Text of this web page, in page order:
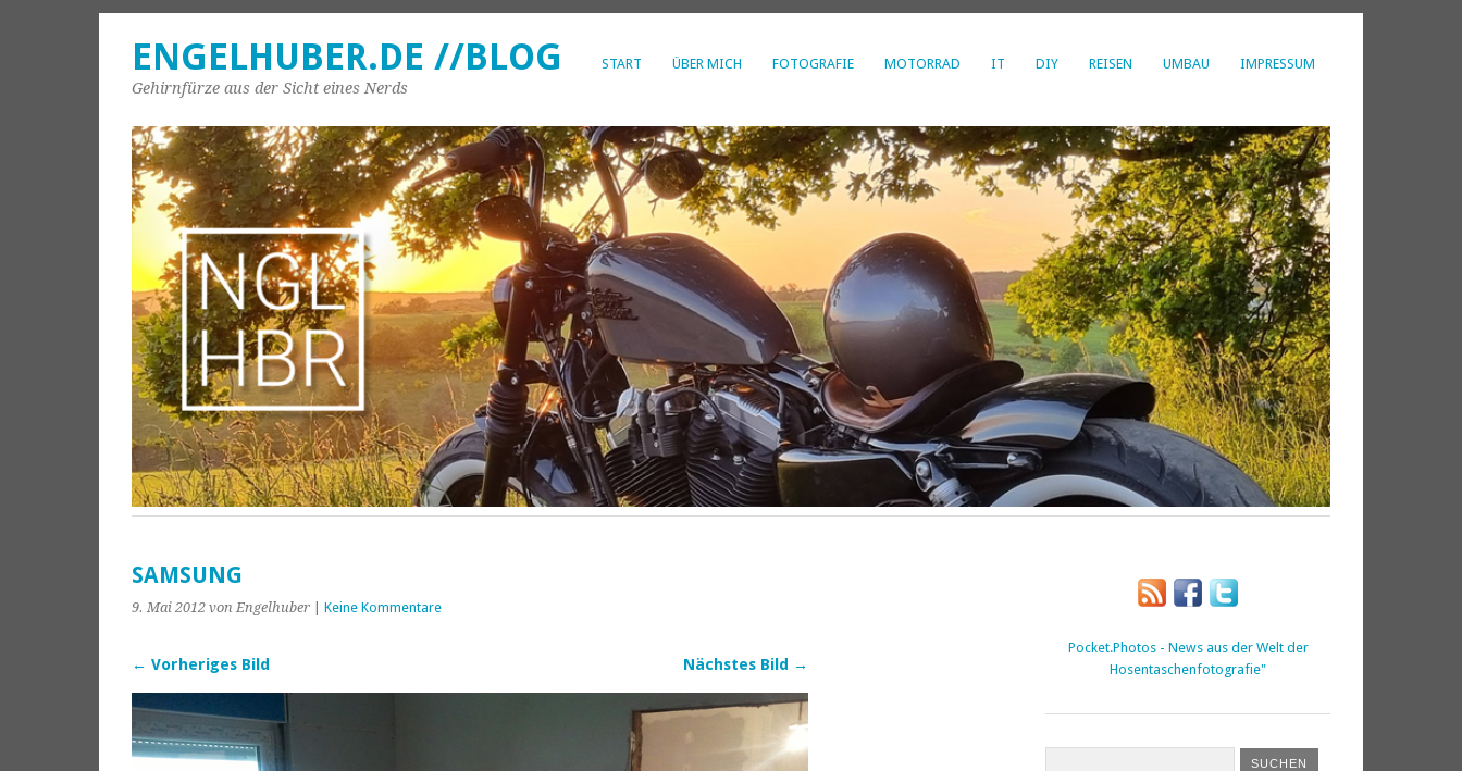
START ÜBER MICH FOTOGRAFIE MOTORRAD IT DIY REISEN UMBAU IMPRESSUM
ENGELHUBER.DE //BLOG
Gehirnfürze aus der Sicht eines Nerds
SAMSUNG
9. Mai 2012 von Engelhuber Keine Kommentare
← Vorheriges Bild Nächstes Bild →
Pocket.Photos - News aus der Welt der
Hosentaschenfotografie"